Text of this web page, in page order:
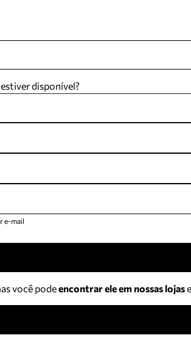
disponível?
e-mail
você podeencontrar ele em nossas lojas